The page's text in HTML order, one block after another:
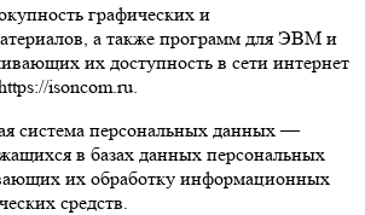
графических и
а также программ для ЭВМ и
их доступность в сети интернет
isoncom.ru.
система персональных данных —
в базах данных персональных
их обработку информационных
средств.